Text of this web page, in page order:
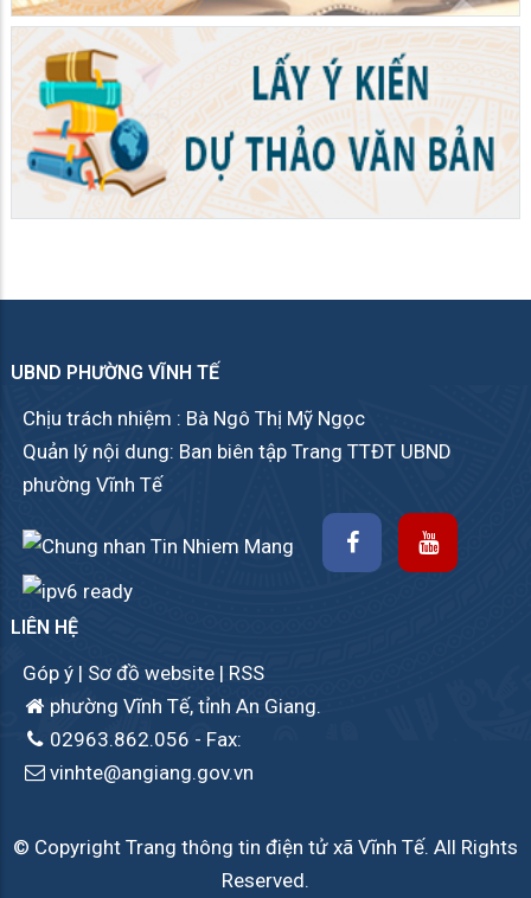
UBND PHƯỜNG VĨNH TẾ
Chịu trách nhiệm : Bà Ngô Thị Mỹ Ngọc
Quản lý nội dung: Ban biên tập Trang TTĐT UBND
phường Vĩnh Tế
LIÊN HỆ
Góp ý | Sơ đồ website | RSS
phường Vĩnh Tế, tỉnh An Giang.
02963.862.056 - Fax:
vinhte@angiang.gov.vn
© Copyright Trang thông tin điện tử xã Vĩnh Tế. All Rights
Reserved.